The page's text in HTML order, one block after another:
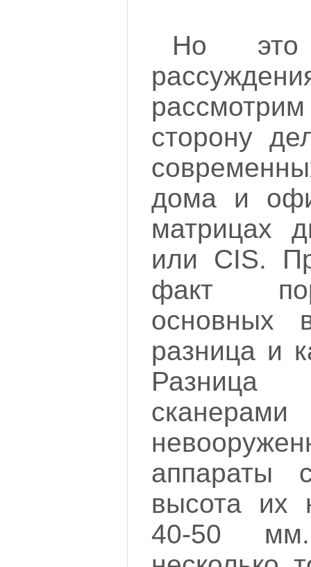
Но
сторону
дома и
матрицах
или CIS.
факт
основных
разница и
Разница
аппараты
высота их
40-50 мм.